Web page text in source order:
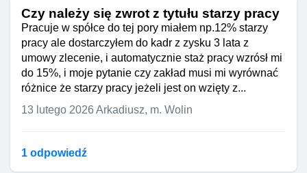
Czy należy się zwrot z tytułu starzy pracy
Pracuje w spółce do tej pory miałem np.12% starzy
pracy ale dostarczyłem do kadr z zysku 3 lata z
umowy zlecenie, i automatycznie staż pracy wzrósł mi
do 15%, i moje pytanie czy zakład musi mi wyrównać
różnice że starzy pracy jeżeli jest on wzięty z...
13 lutego 2026 Arkadiusz, m. Wolin
1 odpowiedź